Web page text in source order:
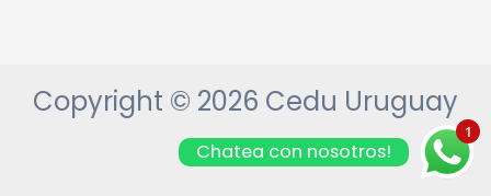
Copyright © 2026 Cedu Uruguay
1
Chatea con nosotros!